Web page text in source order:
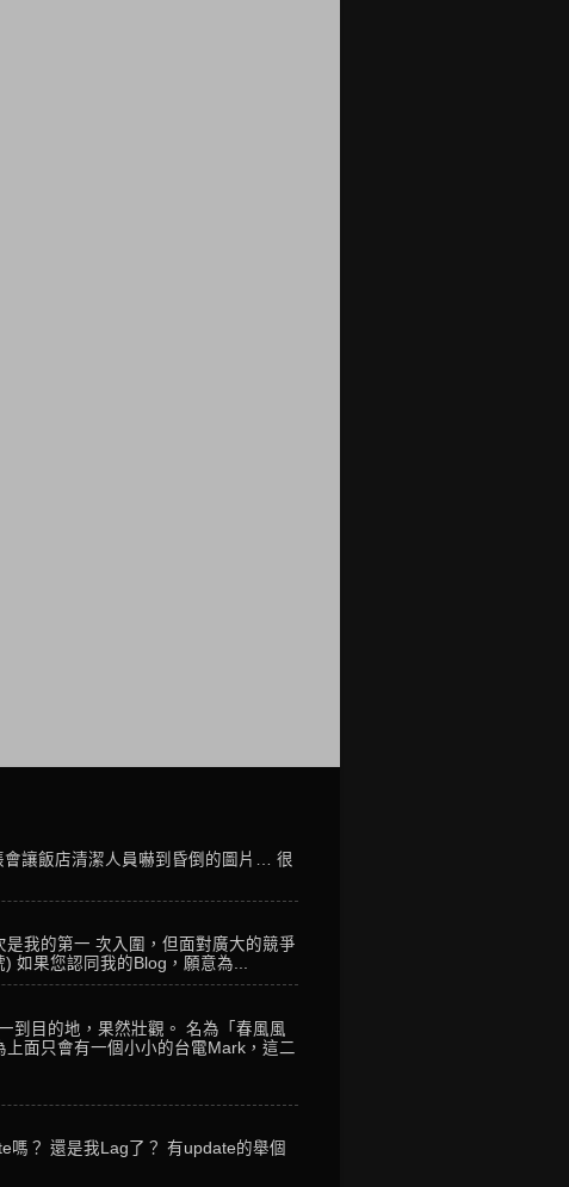
讓飯店清潔人員嚇到昏倒的圖片… 很
我的第一 次入圍，但面對廣大的競爭
果您認同我的Blog，願意為...
到目的地，果然壯觀。 名為「春風風
面只會有一個小小的台電Mark，這二
嗎？ 還是我Lag了？ 有update的舉個